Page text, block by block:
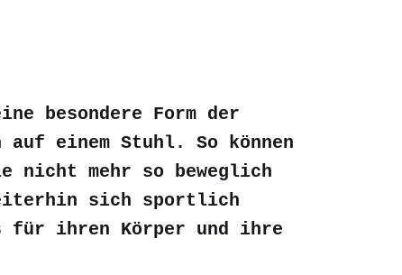
besondere Form der
auf einem Stuhl. So können
nicht mehr so beweglich
sich sportlich
für ihren Körper und ihre